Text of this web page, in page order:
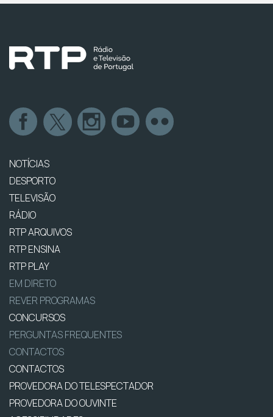
NOTÍCIAS
DESPORTO
TELEVISÃO
RÁDIO
RTP ARQUIVOS
RTP ENSINA
RTP PLAY
EM DIRETO
REVER PROGRAMAS
CONCURSOS
PERGUNTAS FREQUENTES
CONTACTOS
CONTACTOS
PROVEDORA DO TELESPECTADOR
PROVEDORA DO OUVINTE